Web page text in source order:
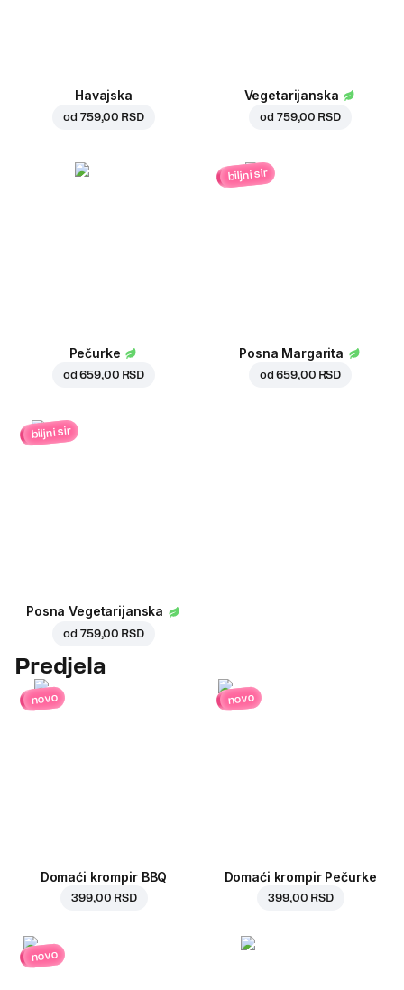
Havajska
od 759,00 RSD
Vegetarijanska
od 759,00 RSD
Pečurke
od659,00 RSD
biljni sir
Posna Margarita
od659,00 RSD
biljni sir
Posna Vegetarijanska
od 759,00 RSD
Predjela
novo
Domaći krompir BBQ
399,00 RSD
novo
Domaći krompir Pečurke
399,00 RSD
novo